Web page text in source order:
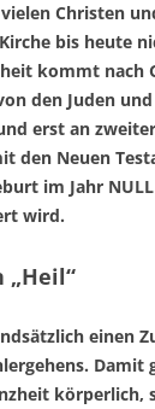
Christen
bis heute
kommt nach
den Juden
erst an
den Neuen
im Jahr
wird.
„Heil“
einen
Damit
körperlich,